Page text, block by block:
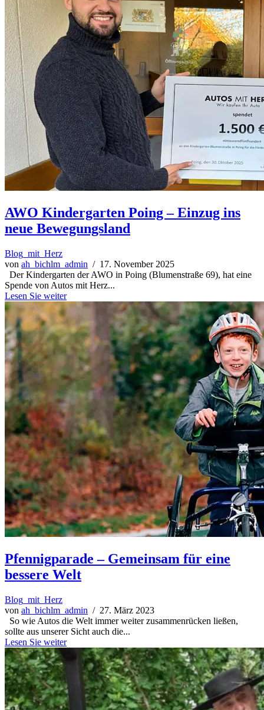
AWO Kindergarten Poing – Einzug ins
neue Bewegungsland
Blog_mit_Herz
von ah_bichlm_admin / 17. November 2025
Der Kindergarten der AWO in Poing (Blumenstraße 69), hat eine
Spende von Autos mit Herz...
Lesen Sie weiter
Pfennigparade – Gemeinsam für eine
bessere Welt
Blog_mit_Herz
von ah_bichlm_admin / 27. März 2023
So wie Autos die Welt immer weiter zusammenrücken ließen,
sollte aus unserer Sicht auch die...
Lesen Sie weiter